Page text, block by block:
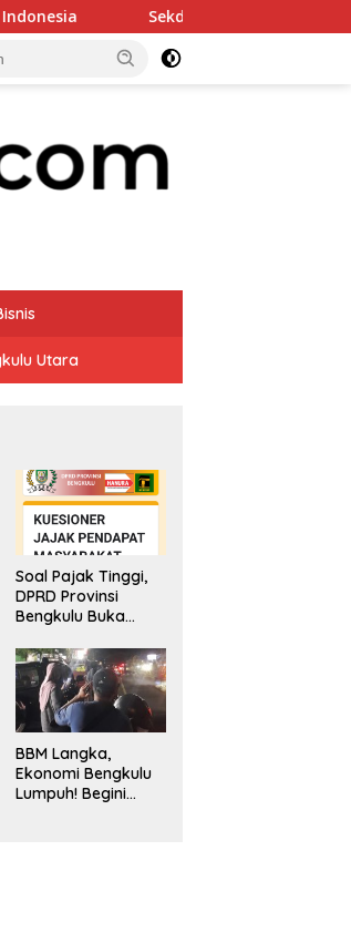
Apresiasi Inspektorat Provinsi
Utara
Soal Pajak Tinggi,
DPRD Provinsi
Bengkulu Buka
Pengaduan
Masyarakat
BBM Langka,
Ekonomi Bengkulu
Lumpuh! Begini